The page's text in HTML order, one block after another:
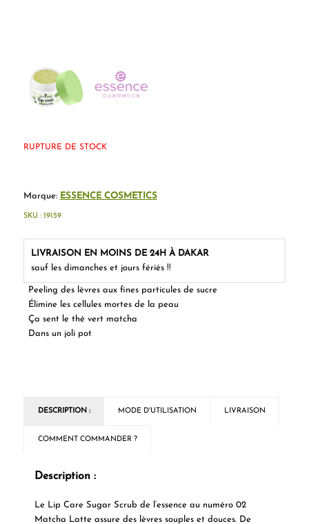
Peeling des lèvres aux fines particules de sucre
Élimine les cellules mortes de la peau
Ça sent le thé vert matcha
Dans un joli pot
RUPTURE DE STOCK
Marque: ESSENCE COSMETICS
LIVRAISON EN MOINS DE 24H À DAKAR
sauf les dimanches et jours fériés !!
SKU : 19159
DESCRIPTION : MODE D'UTILISATION LIVRAISON
COMMENT COMMANDER ?
Description :
Le Lip Care Sugar Scrub de l’essence au numéro 02
Matcha Latte assure des lèvres souples et douces. De